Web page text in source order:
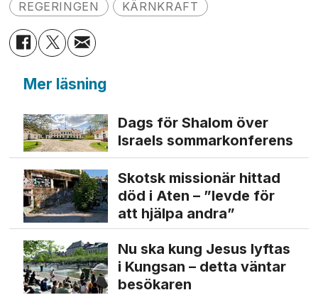
REGERINGEN
KÄRNKRAFT
Mer läsning
Dags för Shalom över
Israels sommarkonferens
Skotsk missionär hittad
död i Aten – ”levde för
att hjälpa andra”
Nu ska kung Jesus lyftas
i Kungsan – detta väntar
besökaren